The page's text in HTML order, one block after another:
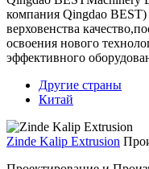
компания Qingdao
верховенства
освоения нового
эффективного
Другие страны
Китай
Zinde Kalip Extrusion